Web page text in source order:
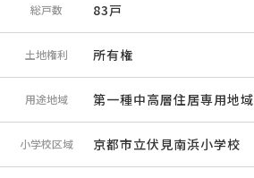
総戸数 83戸
土地権利 所有権
用途地域 第一種中高層住居専用地域
小学校区域 京都市立伏見南浜小学校